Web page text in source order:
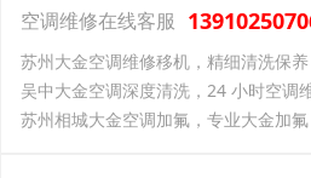
空调维修在线客服
苏州大金空调维修移机，精细清洗保
吴中大金空调深度清洗，24 小时空调
苏州相城大金空调加氟，专业大金加